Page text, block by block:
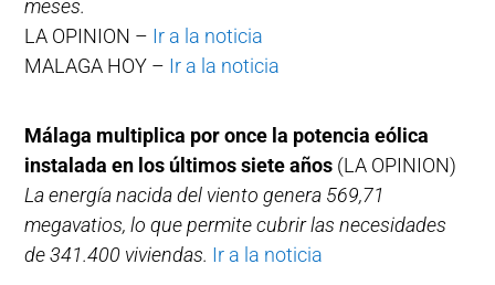
meses.
LA OPINION – Ir a la noticia
MALAGA HOY – Ir a la noticia
Málaga multiplica por once la potencia eólica
instalada en los últimos siete años (LA OPINION)
La energía nacida del viento genera 569,71
megavatios, lo que permite cubrir las necesidades
de 341.400 viviendas. Ir a la noticia